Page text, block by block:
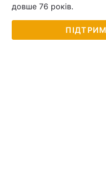
довше 76 років.